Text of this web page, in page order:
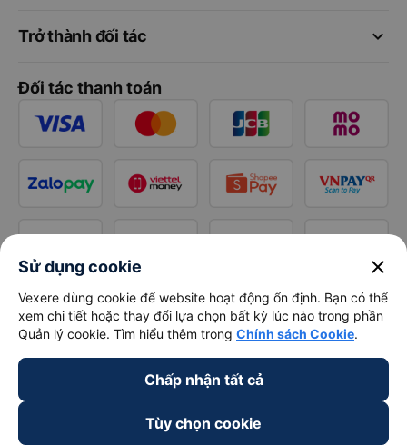
keyboard_arrow_down
Trở thành đối tác
Đối tác thanh toán
Sử dụng cookie close
Vexere dùng cookie để website hoạt động ổn định. Bạn có thể
xem chi tiết hoặc thay đổi lựa chọn bất kỳ lúc nào trong phần
Quản lý cookie. Tìm hiểu thêm trong Chính sách Cookie.
Chấp nhận tất cả
Tùy chọn cookie